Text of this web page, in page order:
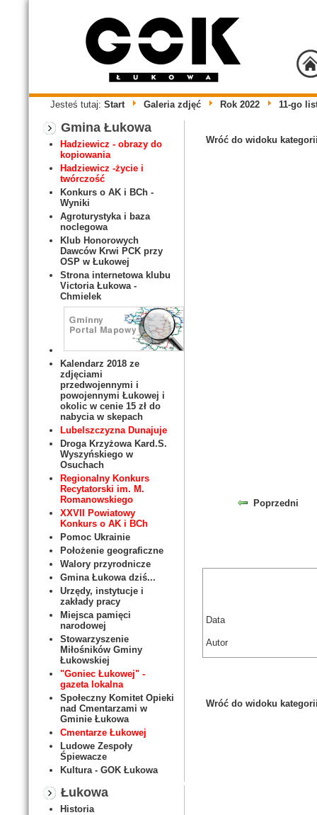
Jesteś tutaj: Start Galeria zdjęć Rok 2022 11-go
Gmina Łukowa
Hadziewicz - obrazy do
kopiowania
Hadziewicz -życie i
twórczość
Konkurs o AK i BCh -
Wyniki
Agroturystyka i baza
noclegowa
Klub Honorowych
Dawców Krwi PCK przy
OSP w Łukowej
Strona internetowa klubu
Victoria Łukowa -
Chmielek
Kalendarz 2018 ze
zdjęciami
przedwojennymi i
powojennymi Łukowej i
okolic w cenie 15 zł do
nabycia w skepach
Lubelszczyzna Dunajuje
Droga Krzyżowa Kard.S.
Wyszyńskiego w
Osuchach
Regionalny Konkurs
Recytatorski im. M.
Romanowskiego
XXVII Powiatowy
Konkurs o AK i BCh
Pomoc Ukrainie
Położenie geograficzne
Walory przyrodnicze
Gmina Łukowa dziś...
Urzędy, instytucje i
zakłady pracy
Miejsca pamięci
narodowej
Stowarzyszenie
Miłośników Gminy
Łukowskiej
"Goniec Łukowej" -
gazeta lokalna
Społeczny Komitet Opieki
nad Cmentarzami w
Gminie Łukowa
Cmentarze Łukowej
Ludowe Zespoły
Śpiewacze
Kultura - GOK Łukowa
Łukowa
Historia
Wróć do widoku
Poprzedni
Data
Autor
Wróć do widoku